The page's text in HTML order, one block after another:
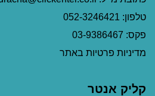
טלפון: 052-3246421
פקס: 03-9386467
מדיניות פרטיות באתר
קליק אנטר